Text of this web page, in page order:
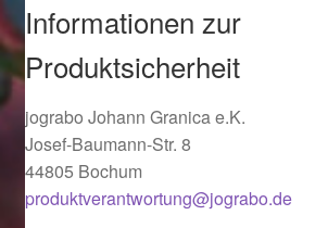
Ostergeschenke finden für Ostern 2019
Ostergeschenke finden für Ostern 2020
Ostergeschenke finden für Ostern 2021
Ostergeschenke finden für Ostern 2022
Informationen zur
Produktsicherheit
jograbo Johann Granica e.K.
Josef-Baumann-Str. 8
44805 Bochum
produktverantwortung@jograbo.de